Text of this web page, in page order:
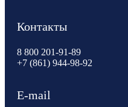
Контакты
8 800 201-91-89
+7 (861) 944-98-92
E-mail